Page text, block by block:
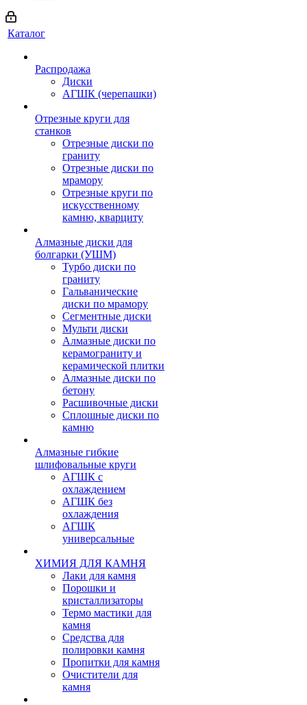
Каталог
Распродажа
Диски
АГШК (черепашки)
Отрезные круги для
станков
Отрезные диски по
граниту
Отрезные диски по
мрамору
Отрезные круги по
искусственному
камню, кварциту
Алмазные диски для
болгарки (УШМ)
Турбо диски по
граниту
Гальванические
диски по мрамору
Сегментные диски
Мульти диски
Алмазные диски по
керамограниту и
керамической плитки
Алмазные диски по
бетону
Расшивочные диски
Сплошные диски по
камню
Алмазные гибкие
шлифовальные круги
АГШК с
охлаждением
АГШК без
охлаждения
АГШК
универсальные
ХИМИЯ ДЛЯ КАМНЯ
Лаки для камня
Порошки и
кристаллизаторы
Термо мастики для
камня
Средства для
полировки камня
Пропитки для камня
Очистители для
камня